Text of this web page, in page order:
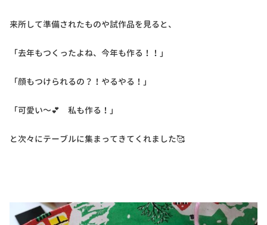
来所して準備されたものや試作品を見ると、
「去年もつくったよね、今年も作る！！」
「顔もつけられるの？！やるやる！」
「可愛い～💕 私も作る！」
と次々にテーブルに集まってきてくれました🥰